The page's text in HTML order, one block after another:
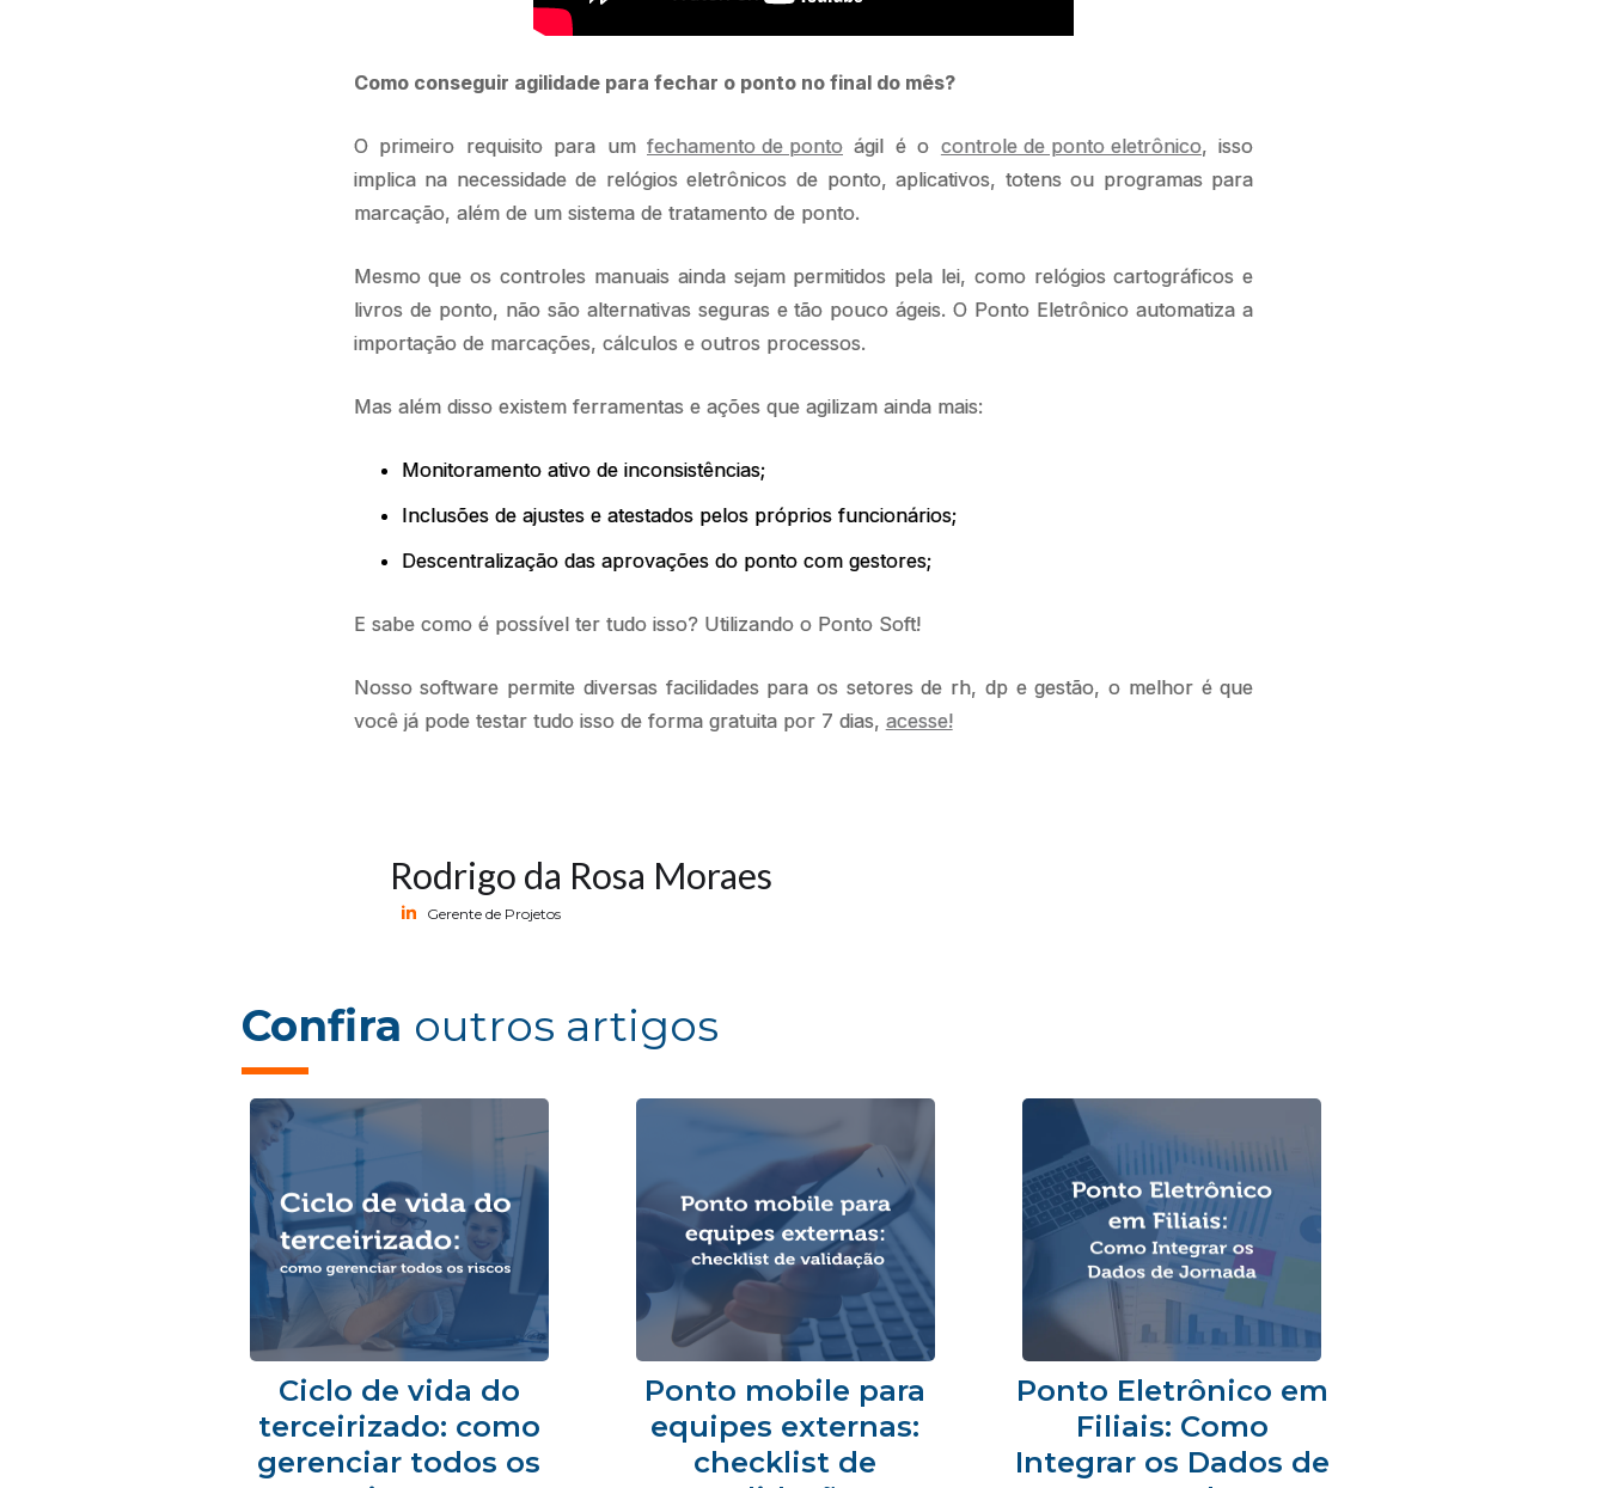
Como conseguir agilidade para fechar o ponto no final do mês?
O primeiro requisito para um fechamento de ponto ágil é o controle de ponto eletrônico, isso
implica na necessidade de relógios eletrônicos de ponto, aplicativos, totens ou programas para
marcação, além de um sistema de tratamento de ponto.
Mesmo que os controles manuais ainda sejam permitidos pela lei, como relógios cartográficos e
livros de ponto, não são alternativas seguras e tão pouco ágeis. O Ponto Eletrônico automatiza a
importação de marcações, cálculos e outros processos.
Mas além disso existem ferramentas e ações que agilizam ainda mais:
Monitoramento ativo de inconsistências;
Inclusões de ajustes e atestados pelos próprios funcionários;
Descentralização das aprovações do ponto com gestores;
E sabe como é possível ter tudo isso? Utilizando o Ponto Soft!
Nosso software permite diversas facilidades para os setores de rh, dp e gestão, o melhor é que
você já pode testar tudo isso de forma gratuita por 7 dias, acesse!
Rodrigo da Rosa Moraes
Gerente de Projetos
Confira outros artigos
Ciclo de vida do
terceirizado: como
gerenciar todos os
Ponto mobile para
equipes externas:
checklist de
Ponto Eletrônico em
Filiais: Como
Integrar os Dados de